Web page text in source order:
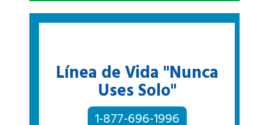
Línea de Vida "Nunca
Uses Solo"
1-877-696-1996